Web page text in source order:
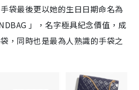
袋最後更以她的生日日期命名為
」，名字極具紀念價值，成
，同時也是最為人熟識的手袋之